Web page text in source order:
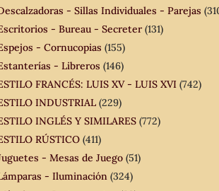
- Sillas Individuales - Parejas
- Bureau - Secreter (131)
- Cornucopias (155)
- Libreros (146)
FRANCÉS: LUIS XV - LUIS XVI (742)
INDUSTRIAL (229)
INGLÉS Y SIMILARES (772)
RÚSTICO (411)
- Mesas de Juego (51)
- Iluminación (324)